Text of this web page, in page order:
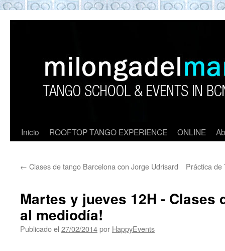
Tango experience Barcelona. Tango
Inicio ROOFTOP TANGO EXPERIENCE ONLINE
← Clases de tango Barcelona con Jorge Udrisard Práctica de
Martes y jueves 12H - Clases
al mediodía!
Publicado el 27/02/2014por HappyEvents